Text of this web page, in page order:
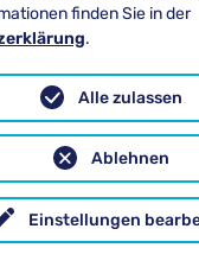
ist es,
und sie in
Dabei nutze ich
Argumenten
um die Menschen zu
zu
Das klingt wirklich
finden Sie in der
.
Einstellungen
Ablehnen
Alle zulassen